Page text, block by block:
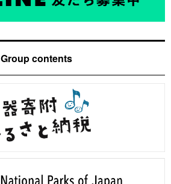
Group contents